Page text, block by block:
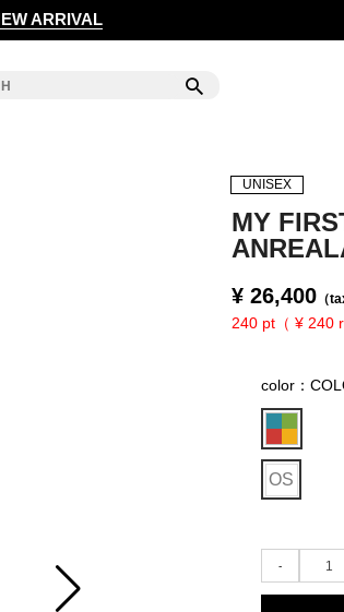
ARRIVAL
'SHADOW'
UNISEX
MY
¥ 26,400（
240 pt（ ¥ 240
color：
OS